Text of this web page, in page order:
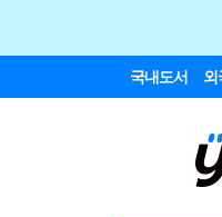
국내도서 외